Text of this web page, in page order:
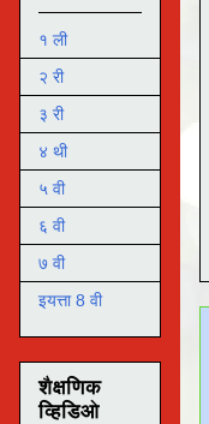
१ ली
२ री
३ री
४ थी
५ वी
६ वी
७ वी
इयत्ता 8 वी
शैक्षणिक
व्हिडिओ